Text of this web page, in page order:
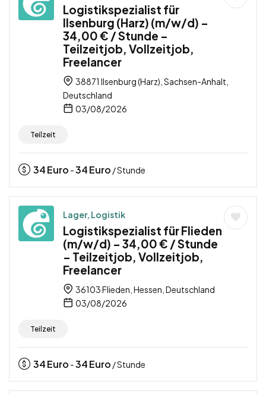
Logistikspezialist für
Ilsenburg (Harz) (m/w/d) –
34,00 € / Stunde –
Teilzeitjob, Vollzeitjob,
Freelancer
38871 Ilsenburg (Harz), Sachsen-Anhalt,
Deutschland
03/08/2026
Teilzeit
34Euro -34Euro / Stunde
Lager, Logistik
Logistikspezialist für Flieden
(m/w/d) – 34,00 € / Stunde
– Teilzeitjob, Vollzeitjob,
Freelancer
36103 Flieden, Hessen, Deutschland
03/08/2026
Teilzeit
34Euro -34Euro / Stunde